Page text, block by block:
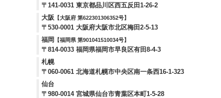
〒141-0031 東京都品川区西五反田1-26-2
大阪
【大阪府 第622301306352号】
〒530-0001 大阪府大阪市北区梅田2-5-13
福岡
【福岡県 第901041510034号】
〒814-0033 福岡県福岡市早良区有田8-4-3
札幌
〒060-0061 北海道札幌市中央区南一条西16-1-323
仙台
〒980-0014 宮城県仙台市青葉区本町1-5-28